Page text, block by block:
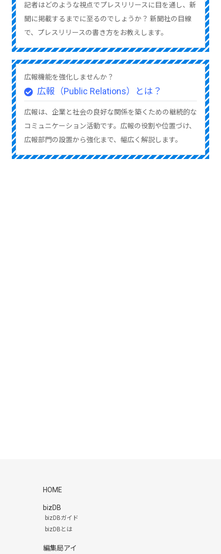
記者はどのような視点でプレスリリースに目を通し、新
聞に掲載するまでに至るのでしょうか？ 新聞社の目線
で、プレスリリースの書き方をお教えします。
広報機能を強化しませんか？
広報（Public Relations）とは？
広報は、企業と社会の良好な関係を築くための継続的な
コミュニケーション活動です。広報の役割や位置づけ、
広報部門の設置から強化まで、幅広く解説します。
HOME
bizDB
bizDBガイド
bizDBとは
編集局アイ